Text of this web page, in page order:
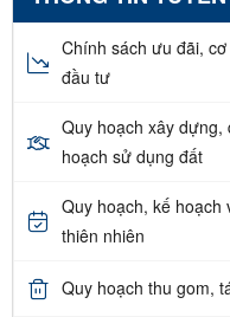
Chính sách ưu đãi,
đầu tư
Quy hoạch xây dựng,
hoạch sử dụng đất
Quy hoạch, kế hoạch
thiên nhiên
Quy hoạch thu gom,